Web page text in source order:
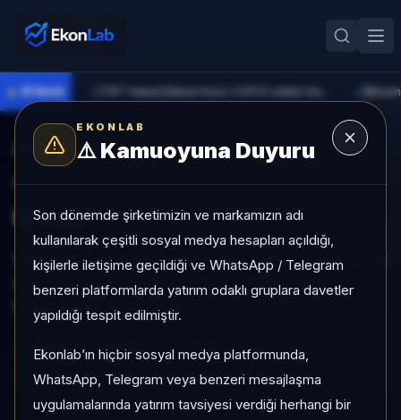
EKONLAB
⚠️Kamuoyuna Duyuru
Son dönemde şirketimizin ve markamızın adı
kullanılarak çeşitli sosyal medya hesapları açıldığı,
kişilerle iletişime geçildiği ve WhatsApp / Telegram
benzeri platformlarda yatırım odaklı gruplara davetler
yapıldığı tespit edilmiştir.
Ekonlab’ın hiçbir sosyal medya platformunda,
WhatsApp, Telegram veya benzeri mesajlaşma
uygulamalarında yatırım tavsiyesi verdiği herhangi bir
● PİYASA
AI Kripto Radar/ONDO
SUNUCU TARAFI KRIPTO GIRIŞI
Ondo
Ondo, Large Cap grubunda, son 1 ayda +%7,56, son 3
ayda %-0,00, orta risk profiliyle, NÖTR sinyaliyle
kripto analizi EkonLab detay sayfasında sunulur.
ONDO ONDO/TRY Kategori: Large Cap
Risk:Orta Son fiyat:16,8100